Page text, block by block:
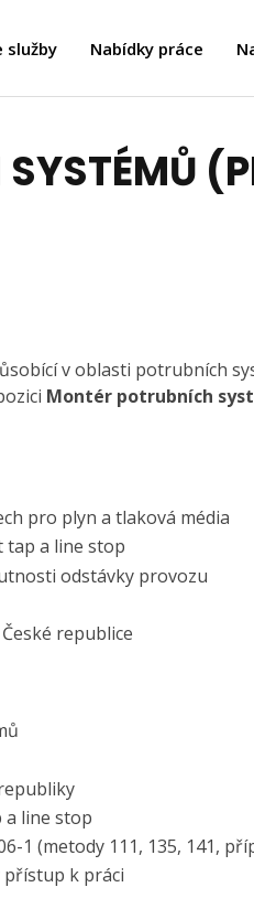
služby Nabídky práce
v oblasti potrubních
Montér potrubních
pro plyn a tlaková média
tap a line stop
odstávky provozu
republice
line stop
1 (metody 111, 135, 141,
k práci